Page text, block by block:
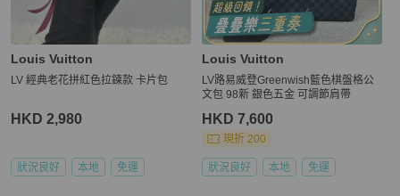
Louis Vuitton
LV 經典老花拼紅色拉鍊款 卡片包
HKD 2,980
狀況良好 本地 免運
Louis Vuitton
LV路易威登Greenwish藍色棋盤格公
文包 98新 銀色五金 可調節肩帶
HKD 7,600
現折 200
狀況良好 本地 免運